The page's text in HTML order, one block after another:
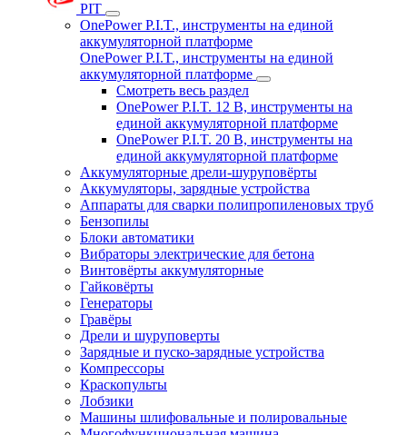
PIT
OnePower P.I.T., инструменты на единой
аккумуляторной платформе
OnePower P.I.T., инструменты на единой
аккумуляторной платформе
Смотреть весь раздел
OnePower P.I.T. 12 В, инструменты на
единой аккумуляторной платформе
OnePower P.I.T. 20 В, инструменты на
единой аккумуляторной платформе
Аккумуляторные дрели-шуруповёрты
Аккумуляторы, зарядные устройства
Аппараты для сварки полипропиленовых труб
Бензопилы
Блоки автоматики
Вибраторы электрические для бетона
Винтовёрты аккумуляторные
Гайковёрты
Генераторы
Гравёры
Дрели и шуруповерты
Зарядные и пуско-зарядные устройства
Компрессоры
Краскопульты
Лобзики
Машины шлифовальные и полировальные